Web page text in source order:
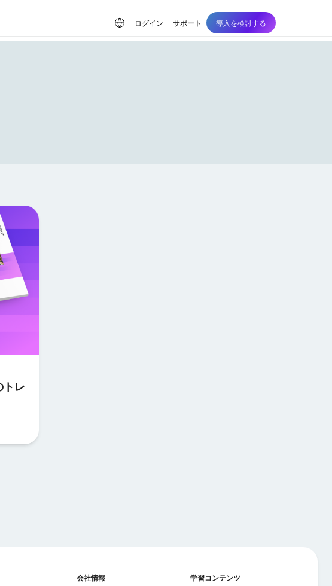
ログイン サポート 導入を検討する
トレ
会社情報 学習コンテンツ